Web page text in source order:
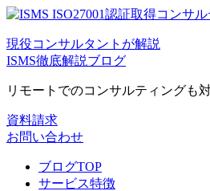
現役コンサルタントが解説
ISMS徹底解説ブログ
リモートでのコンサルティングも
資料請求
お問い合わせ
ブログTOP
サービス特徴